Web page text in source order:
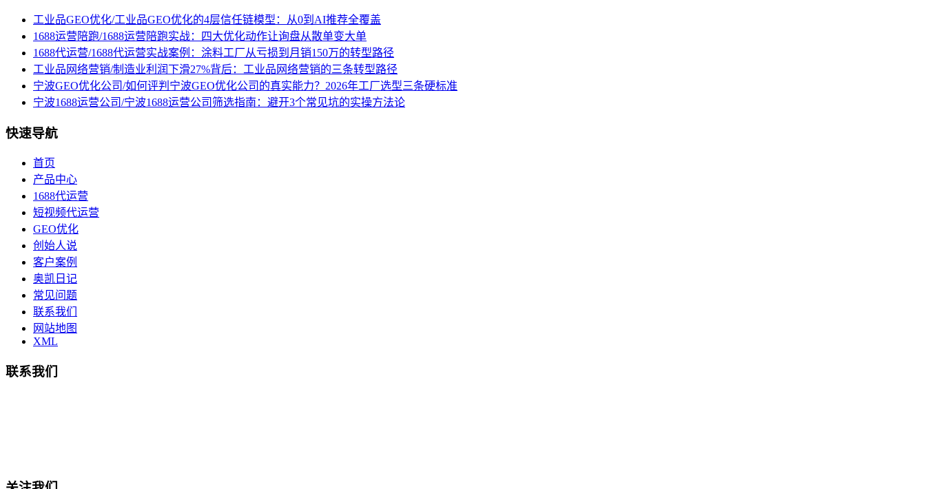
工业品GEO优化/工业品GEO优化的4层信任链模型：从0到AI推荐全覆盖
1688运营陪跑/1688运营陪跑实战：四大优化动作让询盘从散单变大单
1688代运营/1688代运营实战案例：涂料工厂从亏损到月销150万的转型路径
工业品网络营销/制造业利润下滑27%背后：工业品网络营销的三条转型路径
宁波GEO优化公司/如何评判宁波GEO优化公司的真实能力？2026年工厂选型三条硬标准
宁波1688运营公司/宁波1688运营公司筛选指南：避开3个常见坑的实操方法论
快速导航
首页
产品中心
1688代运营
短视频代运营
GEO优化
创始人说
客户案例
奥凯日记
常见问题
联系我们
网站地图
XML
联系我们